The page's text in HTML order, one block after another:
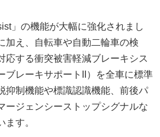
」の機能が大幅に強化されまし
加え、自転車や自動二輪車の検
応する衝突被害軽減ブレーキシス
ブレーキサポートII）を全車に標準
抑制機能や標識認識機能、前後パ
ージェンシーストップシグナルな
ます。